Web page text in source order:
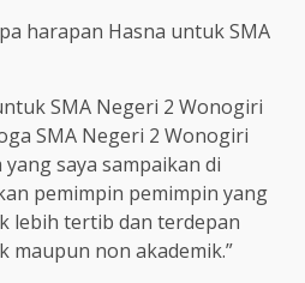
harapan Hasna untuk SMA
SMA Negeri 2 Wonogiri
SMA Negeri 2 Wonogiri
saya sampaikan di
pemimpin pemimpin yang
lebih tertib dan terdepan
maupun non akademik.”